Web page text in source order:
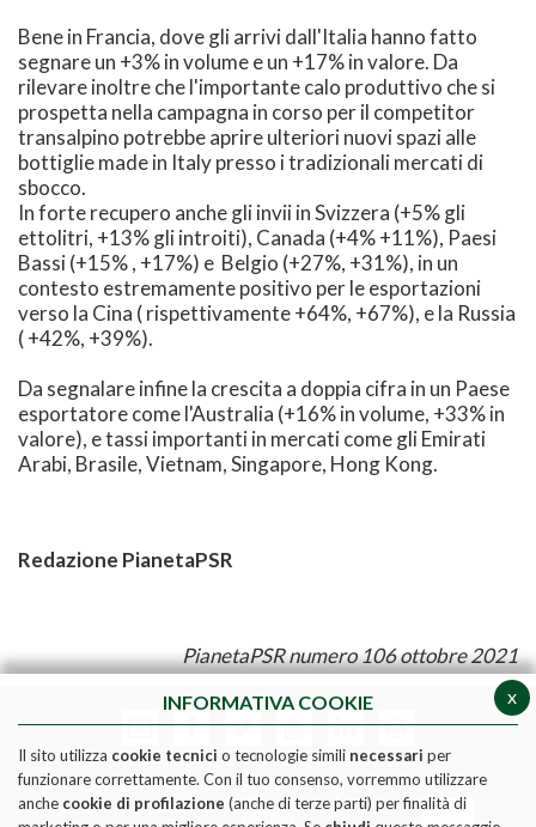
Bene in Francia, dove gli arrivi dall'Italia hanno fatto
segnare un +3% in volume e un +17% in valore. Da
rilevare inoltre che l'importante calo produttivo che si
prospetta nella campagna in corso per il competitor
transalpino potrebbe aprire ulteriori nuovi spazi alle
bottiglie made in Italy presso i tradizionali mercati di
sbocco.
In forte recupero anche gli invii in Svizzera (+5% gli
ettolitri, +13% gli introiti), Canada (+4% +11%), Paesi
Bassi (+15% , +17%) e Belgio (+27%, +31%), in un
contesto estremamente positivo per le esportazioni
verso la Cina ( rispettivamente +64%, +67%), e la Russia
( +42%, +39%).
Da segnalare infine la crescita a doppia cifra in un Paese
esportatore come l'Australia (+16% in volume, +33% in
valore), e tassi importanti in mercati come gli Emirati
Arabi, Brasile, Vietnam, Singapore, Hong Kong.
Redazione PianetaPSR
PianetaPSR numero 106 ottobre 2021
x
INFORMATIVA COOKIE
Il sito utilizza cookie tecnici o tecnologie simili necessari per
funzionare correttamente. Con il tuo consenso, vorremmo utilizzare
anche cookie di profilazione (anche di terze parti) per finalità di